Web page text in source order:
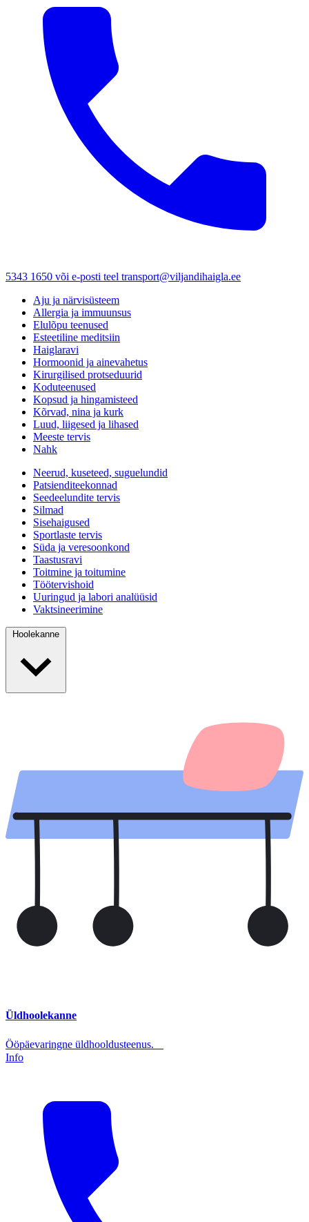
5343 1650 või e-posti teel transport@viljandihaigla.ee
Aju ja närvisüsteem
Allergia ja immuunsus
Elulõpu teenused
Esteetiline meditsiin
Haiglaravi
Hormoonid ja ainevahetus
Kirurgilised protseduurid
Koduteenused
Kopsud ja hingamisteed
Kõrvad, nina ja kurk
Luud, liigesed ja lihased
Meeste tervis
Nahk
Neerud, kuseteed, suguelundid
Patsienditeekonnad
Seedeelundite tervis
Silmad
Sisehaigused
Sportlaste tervis
Süda ja veresoonkond
Taastusravi
Toitmine ja toitumine
Töötervishoid
Uuringud ja labori analüüsid
Vaktsineerimine
Hoolekanne
Üldhoolekanne
Ööpäevaringne üldhooldusteenus.
Info